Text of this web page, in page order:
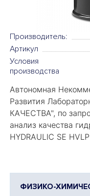
Производитель:
Артикул
Условия
производства
Автономная
Развития
КАЧЕСТВА", по
анализ качества
HYDRAULIC SE
ФИЗИКО-